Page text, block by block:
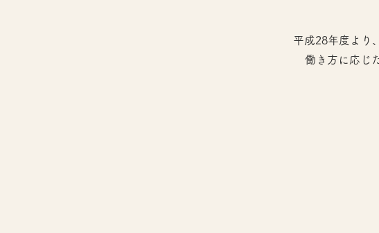
平成28年度より
働き方に応じ